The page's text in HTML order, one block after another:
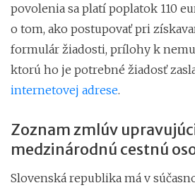
povolenia sa platí poplatok 110
o tom, ako postupovať pri
formulár žiadosti, prílohy k nemu
ktorú ho je potrebné žiadosť
internetovej adrese.
Zoznam zmlúv
medzinárodnú cestnú
Slovenská republika má v